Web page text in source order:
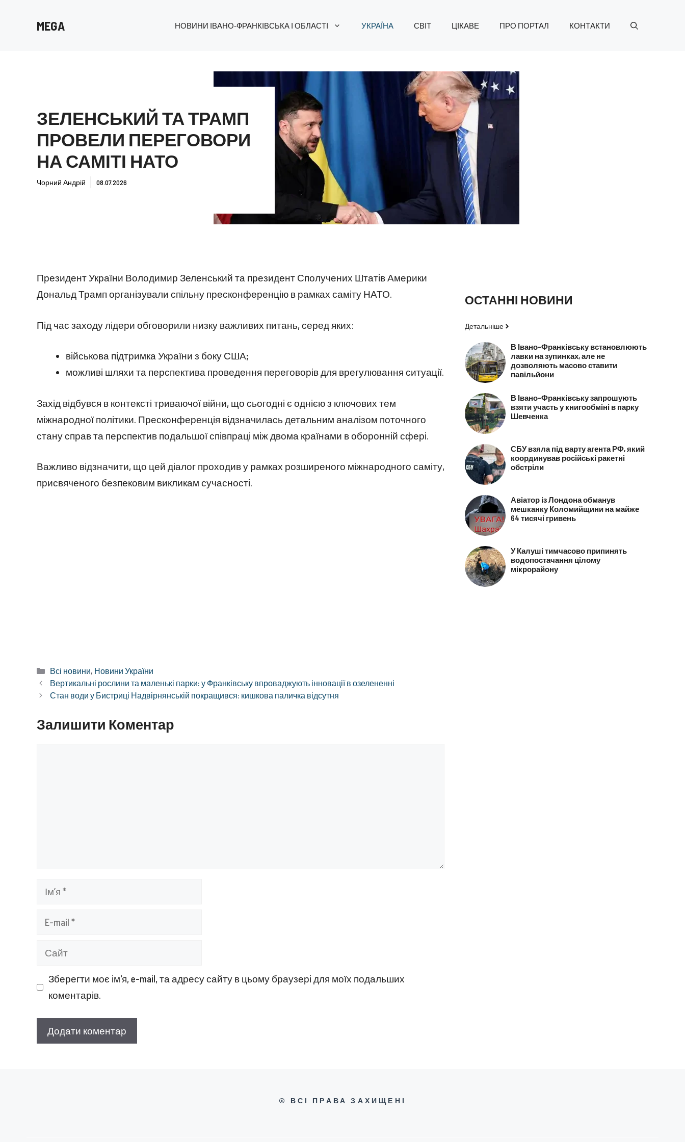
MEGA НОВИНИ ІВАНО-ФРАНКІВСЬКА І ОБЛАСТІ УКРАЇНА СВІТ ЦІКАВЕ ПРО ПОРТАЛ КОНТАКТИ
ЗЕЛЕНСЬКИЙ ТА ТРАМП
ПРОВЕЛИ ПЕРЕГОВОРИ
НА САМІТІ НАТО
Чорний Андрій 08.07.2026
Президент України Володимир Зеленський та президент Сполучених Штатів Америки
Дональд Трамп організували спільну пресконференцію в рамках саміту НАТО.
Під час заходу лідери обговорили низку важливих питань, серед яких:
військова підтримка України з боку США;
можливі шляхи та перспектива проведення переговорів для врегулювання ситуації.
Захід відбувся в контексті триваючої війни, що сьогодні є однією з ключових тем
міжнародної політики. Пресконференція відзначилась детальним аналізом поточного
стану справ та перспектив подальшої співпраці між двома країнами в оборонній сфері.
Важливо відзначити, що цей діалог проходив у рамках розширеного міжнародного саміту,
присвяченого безпековим викликам сучасності.
Категорії
Всі новини, Новини України
Вертикальні рослини та маленькі парки: у Франківську впроваджують інновації в озелененні
Стан води у Бистриці Надвірнянській покращився: кишкова паличка відсутня
Залишити Коментар
Ім’я
Сайт
Зберегти моє ім'я, e-mail, та адресу сайту в цьому браузері для моїх подальших
коментарів.
ОСТАННІ НОВИНИ
Детальніше
В Івано-Франківську встановлюють
лавки на зупинках, але не
дозволяють масово ставити
павільйони
В Івано-Франківську запрошують
взяти участь у книгообміні в парку
Шевченка
СБУ взяла під варту агента РФ, який
координував російські ракетні
обстріли
Авіатор із Лондона обманув
мешканку Коломийщини на майже
64 тисячі гривень
У Калуші тимчасово припинять
водопостачання цілому
мікрорайону
© ВСІ ПРАВА ЗАХИЩЕНІ